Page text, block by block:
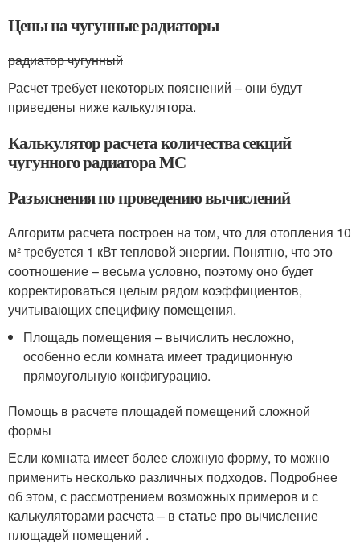
Цены на чугунные радиаторы
радиатор чугунный
Расчет требует некоторых пояснений – они будут
приведены ниже калькулятора.
Калькулятор расчета количества секций
чугунного радиатора МС
Разъяснения по проведению вычислений
Алгоритм расчета построен на том, что для отопления 10
м² требуется 1 кВт тепловой энергии. Понятно, что это
соотношение – весьма условно, поэтому оно будет
корректироваться целым рядом коэффициентов,
учитывающих специфику помещения.
Площадь помещения – вычислить несложно,
особенно если комната имеет традиционную
прямоугольную конфигурацию.
Помощь в расчете площадей помещений сложной
формы
Если комната имеет более сложную форму, то можно
применить несколько различных подходов. Подробнее
об этом, с рассмотрением возможных примеров и с
калькуляторами расчета – в статье про вычисление
площадей помещений .